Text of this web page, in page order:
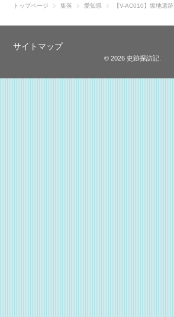
トップページ 集落 愛知県 【V-AC010】坂地遺跡
サイトマップ
© 2026 史跡探訪記.